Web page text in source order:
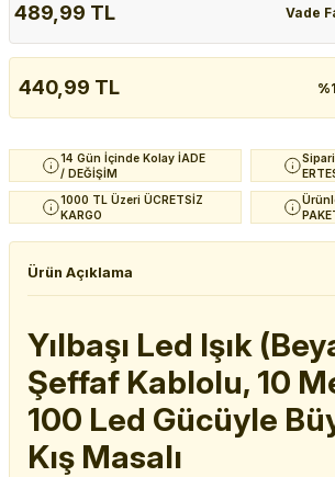
489,99 TL Vade
440,99 TL
14 Gün İçinde Kolay İADE
/ DEĞİŞİM
1000 TL Üzeri ÜCRETSİZ
KARGO
Ürün Açıklama
Yılbaşı Led Işık
Şeffaf Kablolu, 10
100 Led Gücüyle
Kış Masalı